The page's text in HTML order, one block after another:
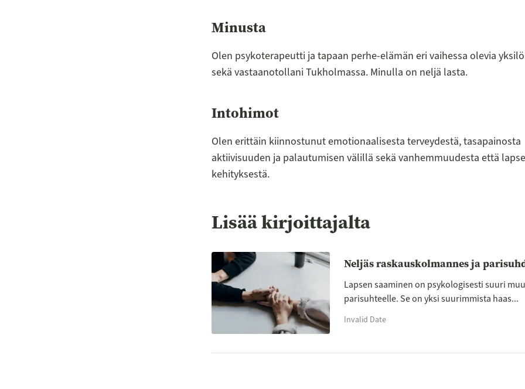
Minusta
Olen psykoterapeutti ja tapaan perhe-elämän eri vaihessa olevia
sekä vastaanotollani Tukholmassa. Minulla on neljä lasta.
Intohimot
Olen erittäin kiinnostunut emotionaalisesta terveydestä, tasapainosta
aktiivisuuden ja palautumisen välillä sekä vanhemmuudesta että
kehityksestä.
Lisää kirjoittajalta
Neljäs raskauskolmannes ja
Lapsen saaminen on psykologisesti suuri
parisuhteelle. Se on yksi suurimmista haas...
Invalid Date